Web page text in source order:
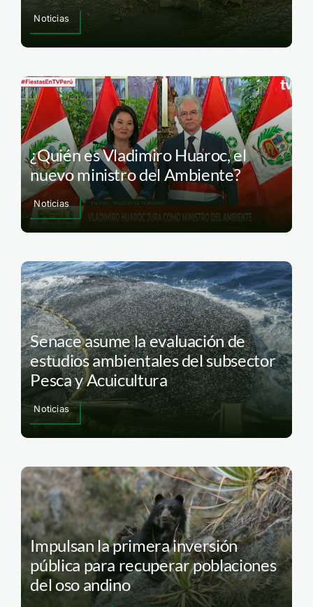
Noticias
¿Quién es Vladimiro Huaroc, el
nuevo ministro del Ambiente?
Noticias
Senace asume la evaluación de
estudios ambientales del subsector
Pesca y Acuicultura
Noticias
Impulsan la primera inversión
pública para recuperar poblaciones
del oso andino